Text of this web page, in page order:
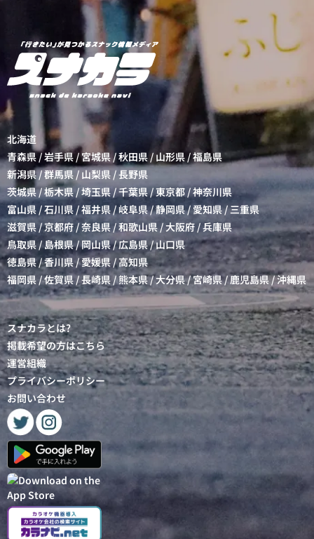
北海道
青森県/岩手県/宮城県/秋田県 / 山形県/福島県
新潟県/群馬県 / 山梨県 /長野県
茨城県 /栃木県/埼玉県/千葉県/東京都 /神奈川県
富山県 /石川県 /福井県/岐阜県/静岡県/愛知県/三重県
滋賀県/京都府/奈良県 /和歌山県/大阪府 /兵庫県
鳥取県 / 島根県/岡山県/広島県/山口県
徳島県/香川県/愛媛県 /高知県
福岡県 /佐賀県 /長崎県/熊本県/大分県/宮崎県/鹿児島県/沖縄県
スナカラとは?
掲載希望の方はこちら
運営組織
プライバシーポリシー
お問い合わせ